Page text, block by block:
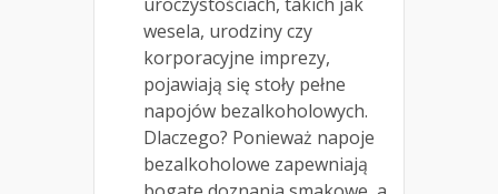
wesela, urodziny czy
korporacyjne imprezy,
pojawiają się stoły pełne
napojów bezalkoholowych.
Dlaczego? Ponieważ napoje
bezalkoholowe zapewniają